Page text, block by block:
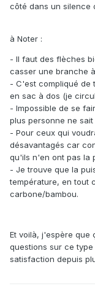
côté dans un silence
à Noter :
- Il faut des flèches
casser une branche
- C'est compliqué de
en sac à dos (je
- Impossible de se
plus personne ne
- Pour ceux qui
désavantagés car
qu'ils n'en ont pas la
- Je trouve que la
température, en tout
carbone/bambou.
Et voilà, j'espère que
questions sur ce
satisfaction depuis